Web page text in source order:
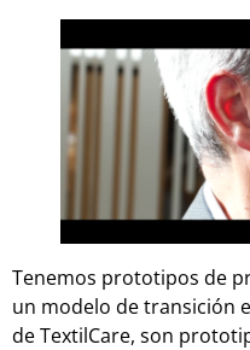
Tenemos prototipos de
un modelo de transición
de TextilCare, son